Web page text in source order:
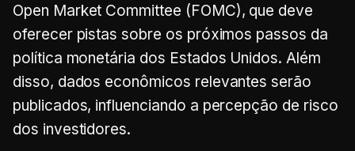
Open Market Committee (FOMC), que deve
oferecer pistas sobre os próximos passos da
política monetária dos Estados Unidos. Além
disso, dados econômicos relevantes serão
publicados, influenciando a percepção de risco
dos investidores.